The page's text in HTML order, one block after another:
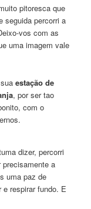
pitoresca que
seguida percorri a
vos com as
uma imagem vale
estação de
, por ser tao
com o
dizer, percorri
a
uma paz de
respirar fundo. E